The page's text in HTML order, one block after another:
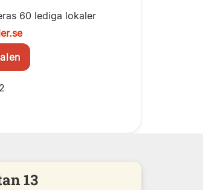
60 lediga lokaler
13